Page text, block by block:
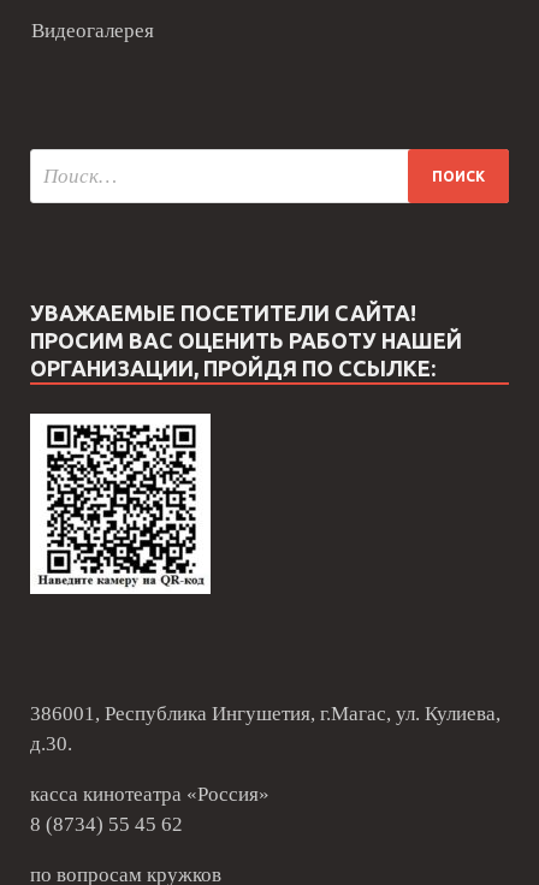
Видеогалерея
УВАЖАЕМЫЕ ПОСЕТИТЕЛИ САЙТА!
ПРОСИМ ВАС ОЦЕНИТЬ РАБОТУ НАШЕЙ
ОРГАНИЗАЦИИ, ПРОЙДЯ ПО ССЫЛКЕ:
386001, Республика Ингушетия, г.Магас, ул. Кулиева,
д.30.
касса кинотеатра «Россия»
8 (8734) 55 45 62
по вопросам кружков